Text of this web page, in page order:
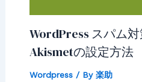
WordPress スパム
Akismetの設定方法
Wordpress/ By 楽助